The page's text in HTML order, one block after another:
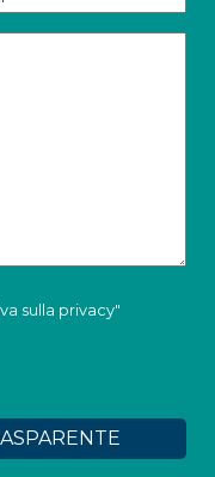
sulla privacy"